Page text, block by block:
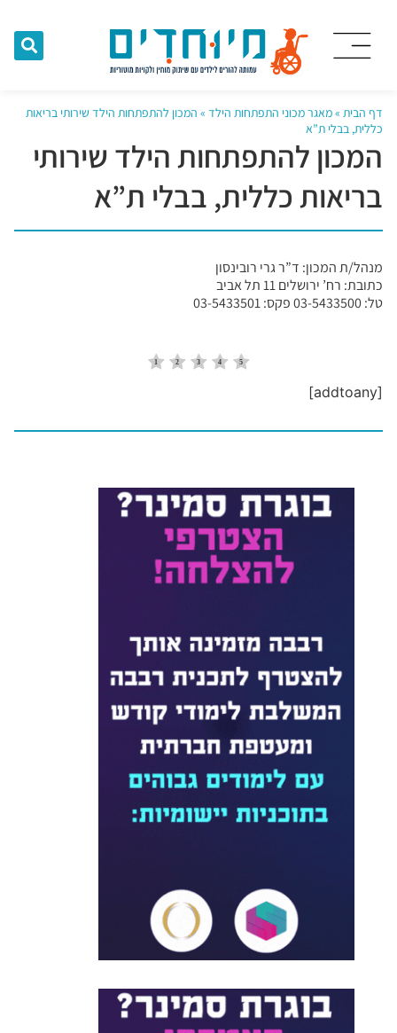
דף הבית »מאגר מכוני התפתחות הילד » המכון להתפתחות הילד שירותי בריאות
כללית, בבלי ת”א
המכון להתפתחות הילד שירותי
בריאות כללית, בבלי ת”א
מנהל/ת המכון: ד”ר גרי רובינסון
כתובת: רח’ ירושלים 11 תל אביב
טל: 03-5433500 פקס: 03-5433501
[addtoany]